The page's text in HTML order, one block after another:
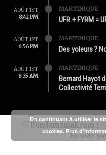
AOÛT 1ST
8:42 PM
MARTINIQUE
UFR + FYRM =
AOÛT 1ST
6:56 PM
MARTINIQUE
Des yoleurs ?
AOÛT 1ST
8:35 AM
MARTINIQUE
Bernard Hayot
Collectivité
Bondamanjak.com
Produit
En continuant à utiliser le
cookies. Plus